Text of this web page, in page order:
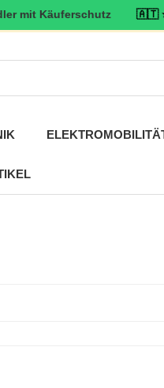
🇦🇹 ⭐ Top